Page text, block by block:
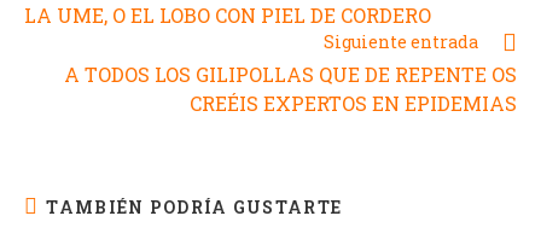
LA UME, O EL LOBO CON PIEL DE CORDERO
Siguiente entrada
A TODOS LOS GILIPOLLAS QUE DE REPENTE OS
CREÉIS EXPERTOS EN EPIDEMIAS
TAMBIÉN PODRÍA GUSTARTE